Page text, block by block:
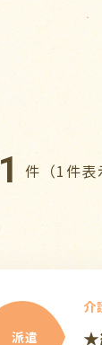
1 件（1件表
派遣
介
★